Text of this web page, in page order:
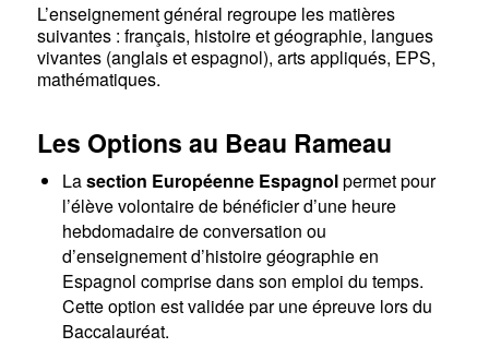
L’enseignement général regroupe les matières
suivantes : français, histoire et géographie, langues
vivantes (anglais et espagnol), arts appliqués, EPS,
mathématiques.
Les Options au Beau Rameau
Lasection Européenne Espagnolpermet pour
l’élève volontaire de bénéficier d’une heure
hebdomadaire de conversation ou
d’enseignement d’histoire géographie en
Espagnol comprise dans son emploi du temps.
Cette option est validée par une épreuve lors du
Baccalauréat.